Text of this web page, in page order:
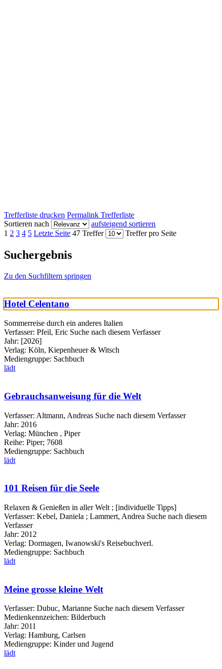
Trefferliste drucken Permalink Trefferliste
Sortieren nach
aufsteigend sortieren
1 2 3 4 5 Letzte Seite 47 Treffer Treffer pro Seite
Suchergebnis
Zu den Suchfiltern springen
Hotel Celentano
Sommerreise durch ein anderes Italien
Verfasser: Pfeil, Eric Suche nach diesem Verfasser
Jahr: [2026]
Verlag: Köln, Kiepenheuer & Witsch
Mediengruppe: Sachbuch
lädt
Gebrauchsanweisung für die Welt
Verfasser: Altmann, Andreas Suche nach diesem Verfasser
Jahr: 2016
Verlag: München , Piper
Reihe: Piper; 7608
Mediengruppe: Sachbuch
lädt
101 Reisen für die Seele
Relaxen & Genießen in aller Welt ; [individuelle Tipps]
Verfasser: Kebel, Daniela ; Lammert, Andrea Suche nach diesem
Verfasser
Jahr: 2012
Verlag: Dormagen, Iwanowski's Reisebuchverl.
Mediengruppe: Sachbuch
lädt
Meine grosse kleine Welt
Verfasser: Dubuc, Marianne Suche nach diesem Verfasser
Medienkennzeichen: Bilderbuch
Jahr: 2011
Verlag: Hamburg, Carlsen
Mediengruppe: Kinder und Jugend
lädt